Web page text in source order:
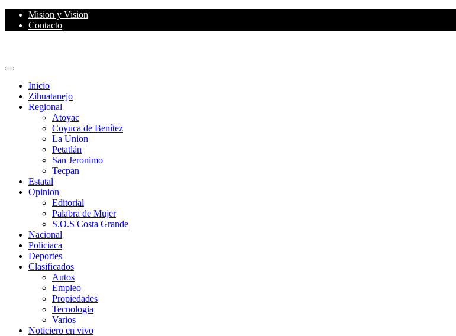
Skip
Mision y Vision
Contacto
Primary
Inicio
Zihuatanejo
Regional
Atoyac
Coyuca de Benítez
La Union
Petatlán
San Jeronimo
Tecpan
Estatal
Opinion
Editorial
Palabra de Mujer
S.O.S Costa Grande
Nacional
Policiaca
Deportes
Clasificados
Autos
Empleo
Propiedades
Tecnologia
Varios
Noticiero en vivo